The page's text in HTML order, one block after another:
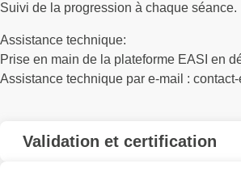
Suivi de la progression à chaque séance.
Assistance technique:
Prise en main de la plateforme EASI en
Assistance technique par e-mail :
Validation et certification